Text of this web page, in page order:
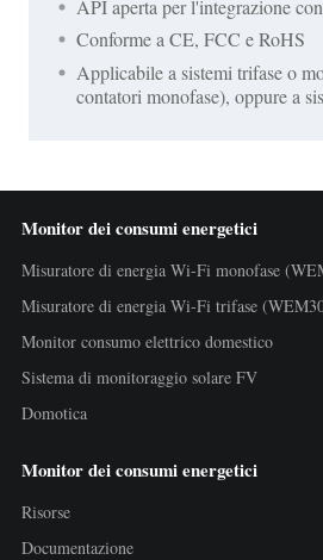
API aperta per l'integrazione
Conforme a CE, FCC e RoHS
Applicabile a sistemi trifase o
contatori monofase), oppure a
Monitor dei consumi energetici
Misuratore di energia Wi-Fi monofase
Misuratore di energia Wi-Fi trifase
Monitor consumo elettrico domestico
Sistema di monitoraggio solare FV
Domotica
Monitor dei consumi energetici
Risorse
Documentazione